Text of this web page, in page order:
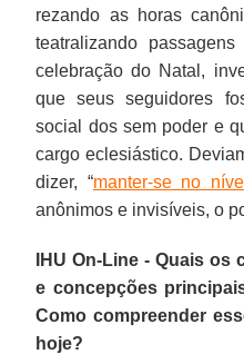
rezando as horas
teatralizando
celebração do Natal,
que seus seguidores
social dos sem poder e
cargo eclesiástico.
dizer, “manter-se no
anônimos e invisíveis, o
IHU On-Line - Quais
e concepções
Como compreender
hoje?